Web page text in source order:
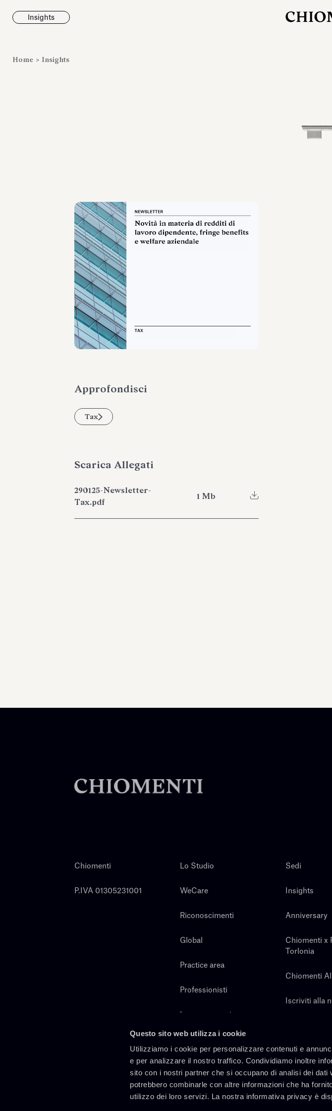
Questo sito web utilizza i cookie
Utilizziamo i cookie per personalizzare contenuti e
e per analizzare il nostro traffico. Condividiamo inoltre
sito con i nostri partner che si occupano di analisi dei dati
potrebbero combinarle con altre informazioni che ha
utilizzo dei loro servizi. La nostra informativa privacy è
Insights
Leggi tutto
Home > Insights
Approfondisci
Tax
Scarica Allegati
290125-Newsletter-
Tax.pdf
1 Mb
Chiomenti
P.IVA 01305231001
Lo Studio
WeCare
Riconoscimenti
Global
Practice area
Professionisti
Lavora con noi
Sedi
Insights
Anniversary
Chiomenti x
Torlonia
Chiomenti
Iscriviti alla